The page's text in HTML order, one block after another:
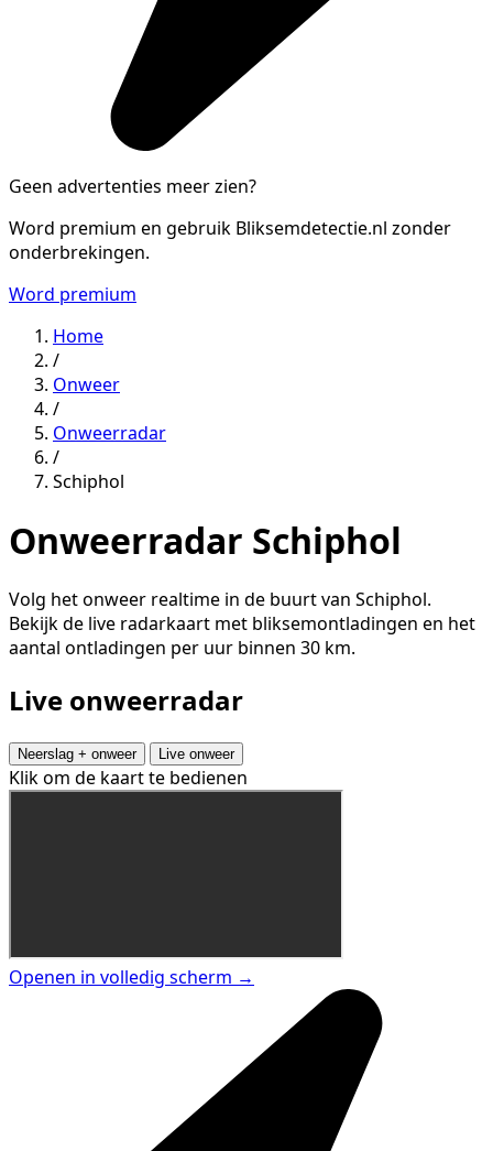
Geen advertenties meer zien?
Word premium en gebruik Bliksemdetectie.nl zonder
onderbrekingen.
Word premium
Home
/
Onweer
/
Onweerradar
/
Schiphol
Onweerradar Schiphol
Volg het onweer realtime in de buurt van Schiphol.
Bekijk de live radarkaart met bliksemontladingen en het
aantal ontladingen per uur binnen 30 km.
Live onweerradar
Neerslag + onweer Live onweer
Klik om de kaart te bedienen
Openen in volledig scherm →